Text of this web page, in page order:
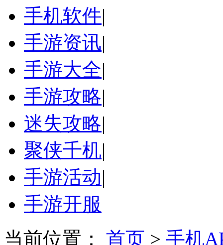
手机软件|
手游资讯|
手游大全|
手游攻略|
迷失攻略|
聚侠千机|
手游活动|
手游开服
当前位置： 首页 > 手机